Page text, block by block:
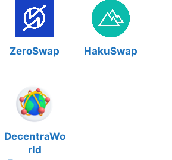
ZeroSwap HakuSwap
DecentraWo
rld